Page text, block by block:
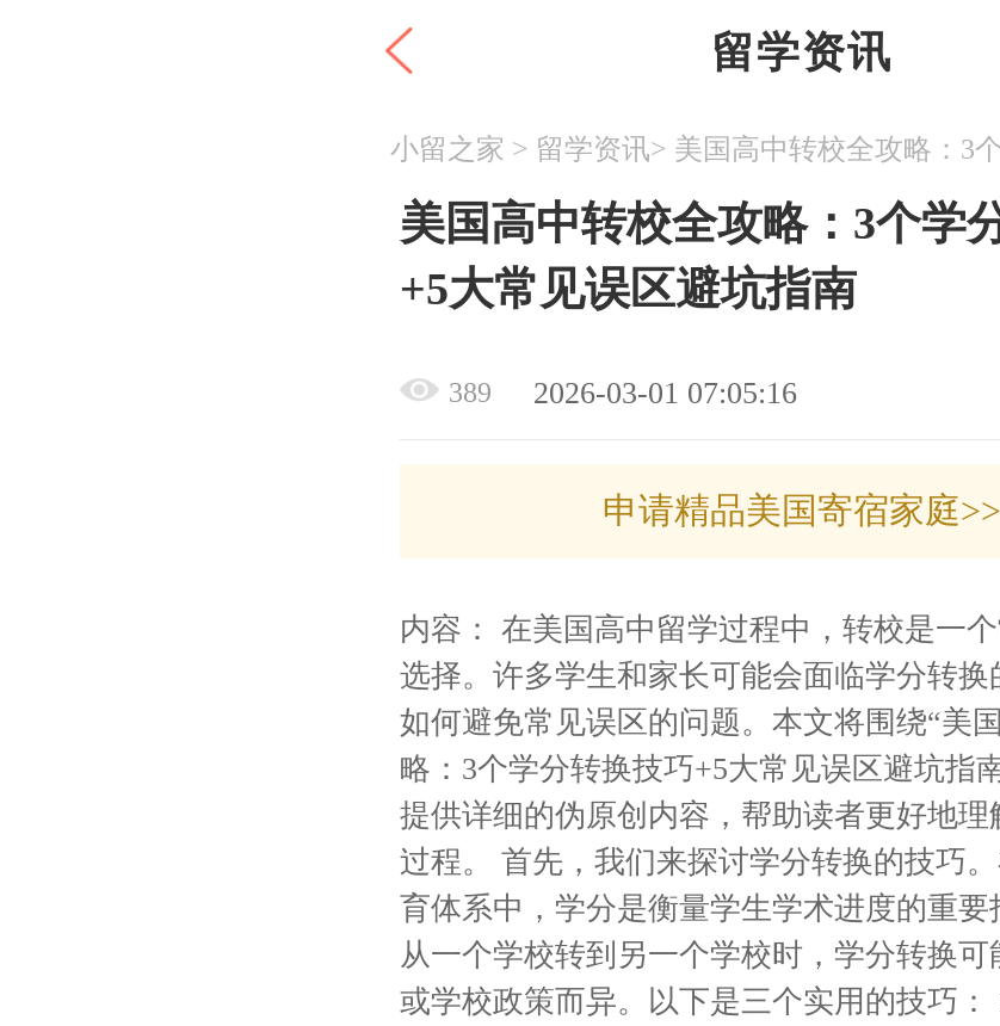
留学资讯
小留之家 > 留学资讯>
美国高中转校全攻略：3个学
+5大常见误区避坑指南
389 2026-03-01 07:05:16
申请精品美国寄宿家庭>>
内容： 在美国高中留学过程中，转校是一
选择。许多学生和家长可能会面临学分转换
如何避免常见误区的问题。本文将围绕“美
略：3个学分转换技巧+5大常见误区避坑指
提供详细的伪原创内容，帮助读者更好地理
过程。 首先，我们来探讨学分转换的技巧
育体系中，学分是衡量学生学术进度的重要
从一个学校转到另一个学校时，学分转换可
或学校政策而异。以下是三个实用的技巧：